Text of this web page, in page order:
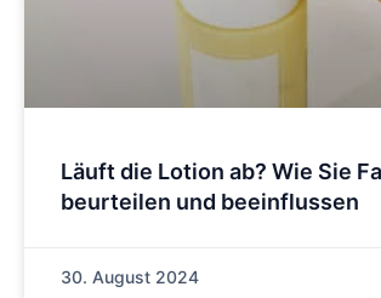
Läuft die Lotion ab? Wie Sie
beurteilen und beeinflussen
30. August 2024